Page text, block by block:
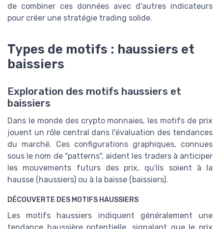
de combiner ces données avec d'autres indicateurs
pour créer une stratégie trading solide.
Types de motifs : haussiers et
baissiers
Exploration des motifs haussiers et
baissiers
Dans le monde des crypto monnaies, les motifs de prix
jouent un rôle central dans l'évaluation des tendances
du marché. Ces configurations graphiques, connues
sous le nom de "patterns", aident les traders à anticiper
les mouvements futurs des prix, qu'ils soient à la
hausse (haussiers) ou à la baisse (baissiers).
DÉCOUVERTE DES MOTIFS HAUSSIERS
Les motifs haussiers indiquent généralement une